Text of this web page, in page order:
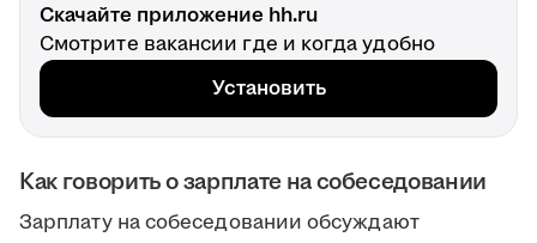
Скачайте приложение hh.ru
Смотрите вакансии где и когда удобно
Установить
Как говорить о зарплате на собеседовании
Зарплату на собеседовании обсуждают